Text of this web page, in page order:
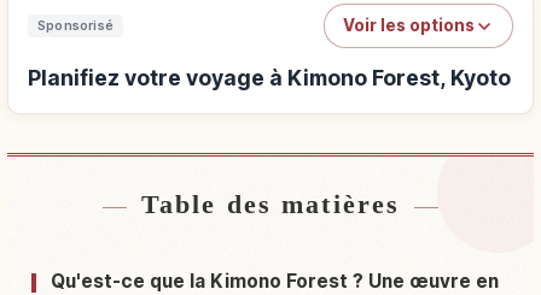
Sponsorisé Voir les options
Planifiez votre voyage à Kimono Forest, Kyoto
Hébergements près de Kimono Forest, Kyoto
Activités à Kimono Forest, Kyoto ↗
Table des matières
Qu'est-ce que la Kimono Forest ? Une œuvre en